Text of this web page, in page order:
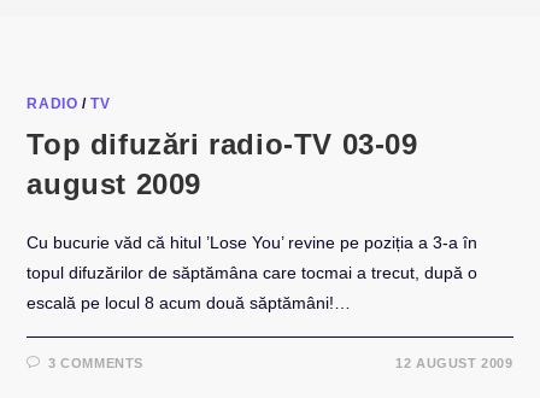
RADIO /TV
Top difuzări radio-TV 03-09
august 2009
Cu bucurie văd că hitul ’Lose You’ revine pe poziția a 3-a în
topul difuzărilor de săptămâna care tocmai a trecut, după o
escală pe locul 8 acum două săptămâni!…
3 COMMENTS 12 AUGUST 2009